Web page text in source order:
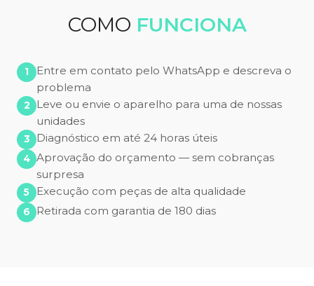
COMO FUNCIONA
Entre em contato pelo WhatsApp e descreva o
problema
Leve ou envie o aparelho para uma de nossas
unidades
Diagnóstico em até 24 horas úteis
Aprovação do orçamento — sem cobranças
surpresa
Execução com peças de alta qualidade
Retirada com garantia de 180 dias